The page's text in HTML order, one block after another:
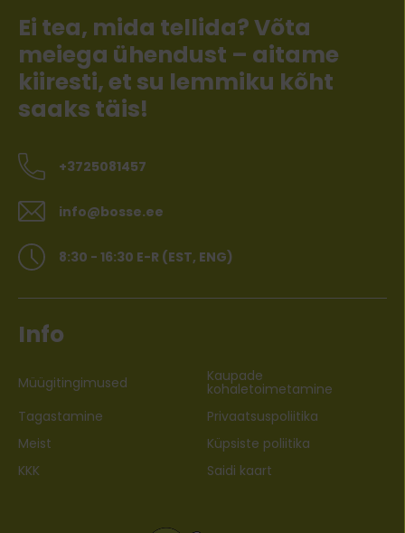
Ei tea, mida tellida? Võta
meiega ühendust – aitame
kiiresti, et su lemmiku kõht
saaks täis!
+3725081457
info@bosse.ee
8:30 - 16:30 E-R (EST, ENG)
Info
Müügitingimused Kaupade
kohaletoimetamine
Tagastamine
Privaatsuspoliitika
Meist
Küpsiste poliitika
KKK
Saidi kaart